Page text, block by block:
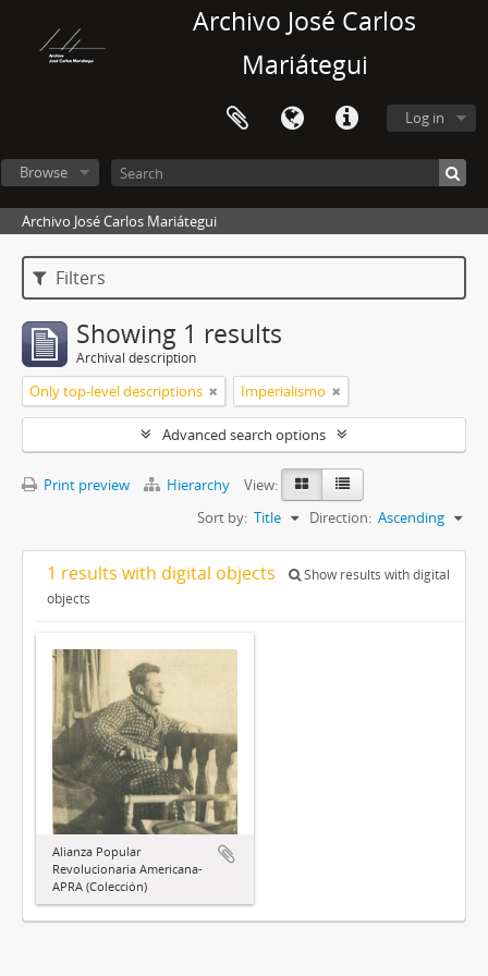
Archivo José Carlos
Mariátegui
Log in
Browse
Archivo José Carlos Mariátegui
Filters
Showing 1 results
Archival description
Only top-level descriptions Imperialismo
Advanced search options
Print preview Hierarchy
View:
Sort by: Title Direction: Ascending
1 results with digital objects
Show results with digital
objects
Alianza Popular
Revolucionaria Americana-
APRA (Colección)